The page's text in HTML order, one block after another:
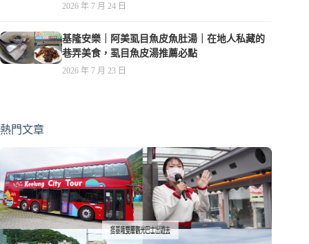
2026 年 7 月 24 日
基隆安樂｜阿美虱目魚皮魚肚湯｜在地人私藏的
巷弄美食，虱目魚皮湯推薦必點
2026 年 7 月 23 日
熱門文章